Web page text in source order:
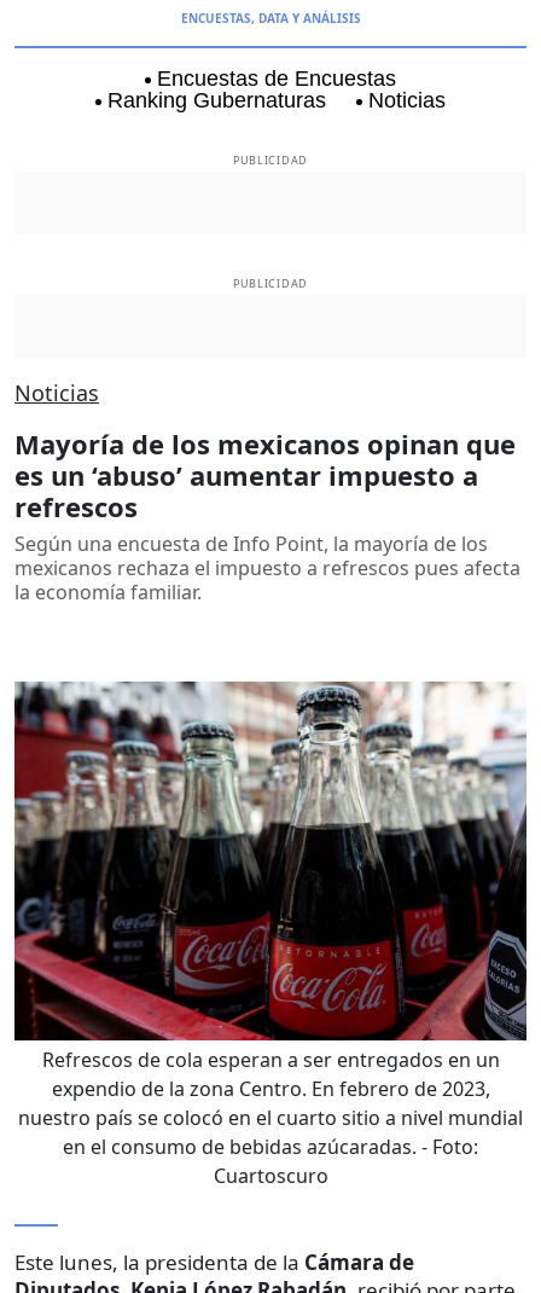
ENCUESTAS, DATA Y ANÁLISIS
Encuestas de Encuestas
Ranking Gubernaturas
Noticias
PUBLICIDAD
PUBLICIDAD
Noticias
Mayoría de los mexicanos opinan que
es un ‘abuso’ aumentar impuesto a
refrescos
Según una encuesta de Info Point, la mayoría de los
mexicanos rechaza el impuesto a refrescos pues afecta
la economía familiar.
Refrescos de cola esperan a ser entregados en un
expendio de la zona Centro. En febrero de 2023,
nuestro país se colocó en el cuarto sitio a nivel mundial
en el consumo de bebidas azúcaradas. - Foto:
Cuartoscuro
Este lunes, la presidenta de la Cámara de